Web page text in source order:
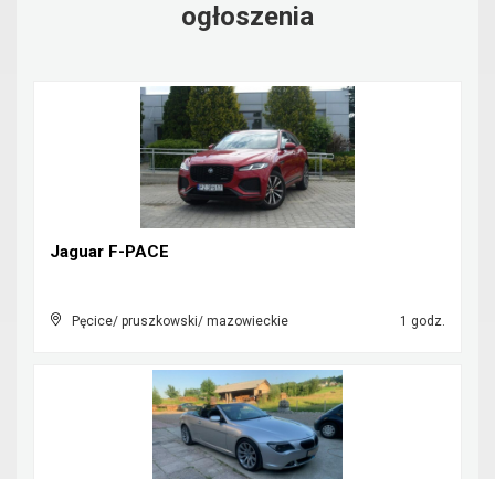
ogłoszenia
Jaguar F-PACE
Pęcice/ pruszkowski/ mazowieckie 1 godz.